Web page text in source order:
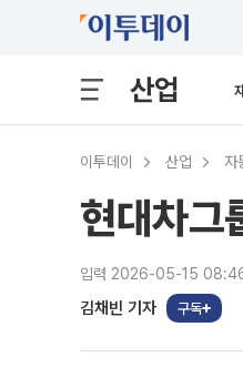
산업
이투데이 산업 자
현대차그
입력 2026-05-15
김채빈 기자 구독